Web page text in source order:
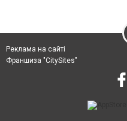
Реклама на сайті
Франшиза "CitySites"